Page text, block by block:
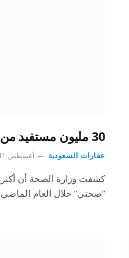
30 مليون مستفيد من خدمات تطبيق “صحتي” خلال عام
عقارات السعودية أغسطس 11, 2024
”صحتي“ خلال العام الماضي 2023، لافتة…